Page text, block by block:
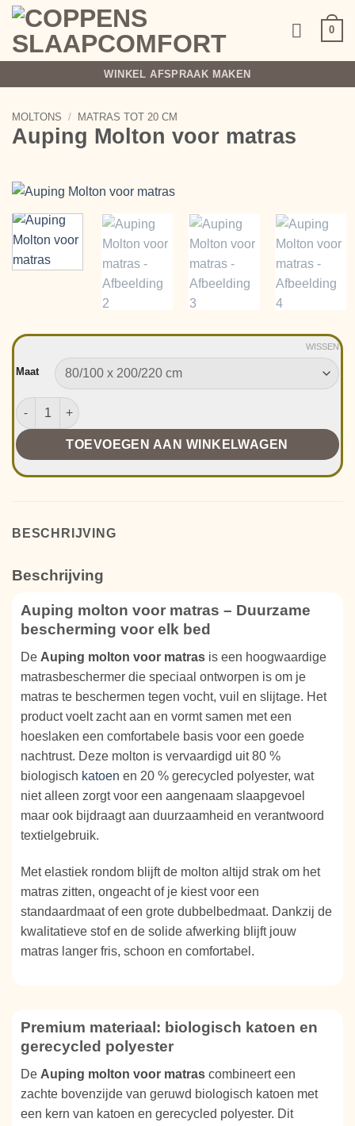
Ga
inhoud
0
WINKEL AFSPRAAK MAKEN
MOLTONS / MATRAS TOT 20 CM
Auping Molton voor matras
Maat
WISSEN
Auping Molton voor matras aantal
TOEVOEGEN AAN WINKELWAGEN
BESCHRIJVING
Beschrijving
Auping molton voor matras – Duurzame
bescherming voor elk bed
De Auping molton voor matras is een hoogwaardige
matrasbeschermer die speciaal ontworpen is om je
matras te beschermen tegen vocht, vuil en slijtage. Het
product voelt zacht aan en vormt samen met een
hoeslaken een comfortabele basis voor een goede
nachtrust. Deze molton is vervaardigd uit 80 %
biologisch katoen en 20 % gerecycled polyester, wat
niet alleen zorgt voor een aangenaam slaapgevoel
maar ook bijdraagt aan duurzaamheid en verantwoord
textielgebruik.
Met elastiek rondom blijft de molton altijd strak om het
matras zitten, ongeacht of je kiest voor een
standaardmaat of een grote dubbelbedmaat. Dankzij de
kwalitatieve stof en de solide afwerking blijft jouw
matras langer fris, schoon en comfortabel.
Premium materiaal: biologisch katoen en
gerecycled polyester
De Auping molton voor matras combineert een
zachte bovenzijde van geruwd biologisch katoen met
een kern van katoen en gerecycled polyester. Dit